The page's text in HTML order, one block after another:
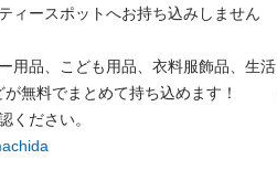
ィースポットへお持ち込みしません
用品、こども用品、衣料服飾品、生活
無料でまとめて持ち込めます！